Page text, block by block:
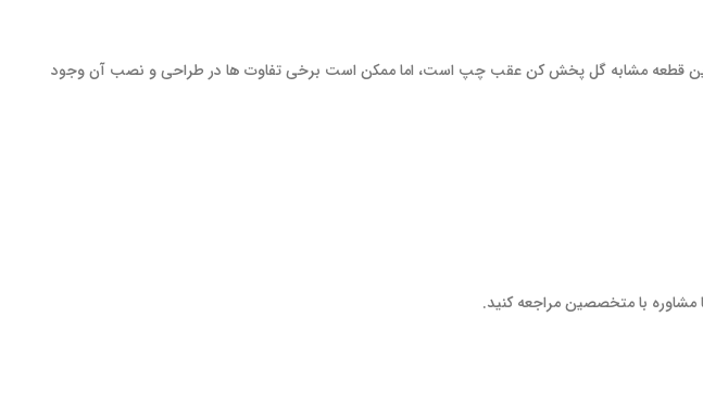
سی است. ویژگی های این قطعه مشابه گل پخش کن عقب چپ است، اما ممکن است برخی تفاوت ها در طراحی و نصب آن وجود
با متخصصین مراجعه کنید.